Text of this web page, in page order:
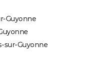
Guyonne
sur-Guyonne